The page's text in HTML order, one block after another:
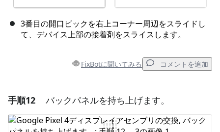
3番目の開口ピックを右上コーナー周辺をスライドし
て、デバイス上部の接着剤をスライスします。
FixBotに聞いてみる コメントを追加
コメントを追加
コメントを追加
手順12 バックパネルを持ち上げます。